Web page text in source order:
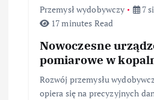
Przemysł wydobywczy
7
17 minutes Read
Nowoczesne
pomiarowe w
Rozwój przemysłu
opiera się na precyzyjnych